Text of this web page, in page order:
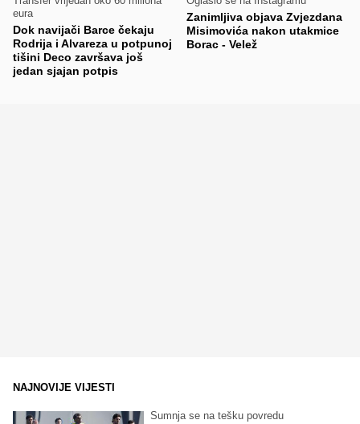
eura
Dok navijači Barce čekaju
Rodrija i Alvareza u potpunoj
tišini Deco završava još
jedan sjajan potpis
Zanimljiva objava Zvjezdana
Misimovića nakon utakmice
Borac - Velež
NAJNOVIJE VIJESTI
Sumnja se na tešku povredu